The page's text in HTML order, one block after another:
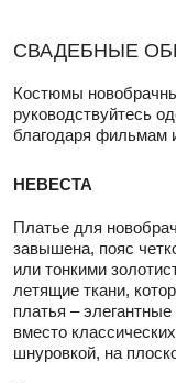
СВАДЕБНЫЕ
Костюмы
руководствуйтесь
благодаря фильмам
НЕВЕСТА
Платье для
завышена, пояс
или тонкими
летящие ткани,
платья –
вместо
шнуровкой, на